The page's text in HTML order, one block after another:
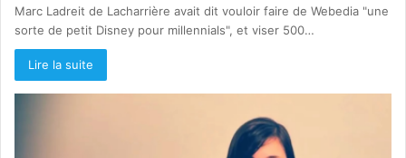
Marc Ladreit de Lacharrière avait dit vouloir faire de Webedia "une
sorte de petit Disney pour millennials", et viser 500…
Lire la suite